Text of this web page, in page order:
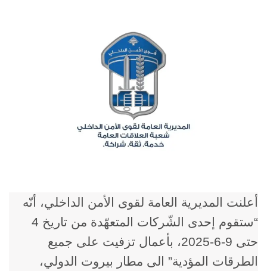
أعلنت المديرية العامة ل​قوى الأمن الداخلي​، أنّه
“ستقوم إحدى الشّركات المتعهّدة من تاريخ 4
حتى 9-6-2025، بأعمال تزفيت على جميع
الطرقات المؤدية” الى مطار ​بيروت​ الدولي،